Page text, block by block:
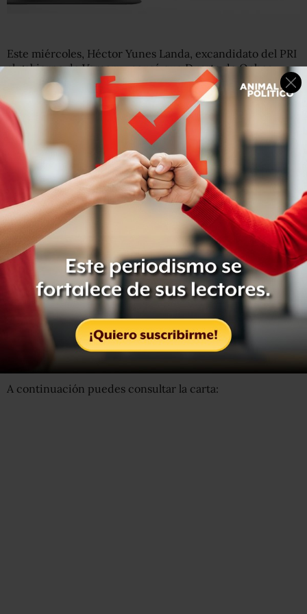
Este miércoles, Héctor Yunes Landa, excandidato del PRI
al gobierno de Veracruz acusó que Duarte de Ochoa
amenazó a los alcaldes para que firmaran la carta de
“He recibido muchas llamadas de presidentes
municipales a quienes amenazan
, de que firman un
desplegado dirigido al presidente de la República y al
secretario de Gobernación que se pretenden publicar en
un diario nacional o se atienen a las consecuencias.El
gobierno del Estado está desbocado”, señaló el senador
con licencia , de acuerdo con un reporte del diario
Cambio Digital
En la misiva los titulares de 128 ayuntamientos le
expresan su “absoluto respaldo al Gobernador de
Veracruz, Javier Duarte de Ochoa, por todo el apoyo
brindado a las administraciones locales, que se ha
reflejado no sólo en obras y acciones de beneficio
colectivo, sino también en la paz social que hoy disfrutan
los habitantes de nuestros municipios”.
A continuación puedes consultar la carta: